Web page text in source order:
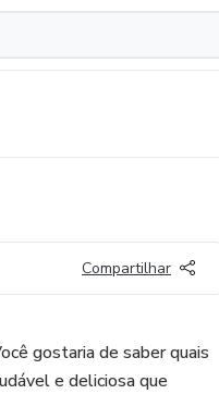
Compartilhar
gostaria de saber quais
e deliciosa que